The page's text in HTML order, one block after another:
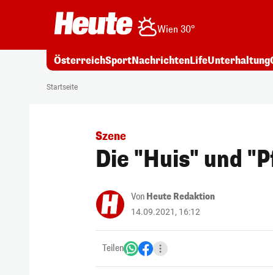
Wien 30°
ÖsterreichSportNachrichtenLifeUnterhaltung
Startseite
Szene
Die "Huis" und
Von Heute Redaktion
14.09.2021, 16:12
Teilen